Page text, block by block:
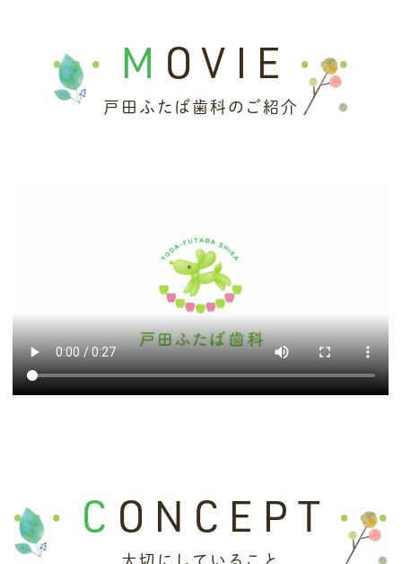
【重要】診療報酬改定に伴うお知らせ
平素より当院をご利用いただき、誠にありが
【2026年6月1日】
料・再診料および各種検査・処置の保険点数
が変更となります。
これに伴い、同じ治療内容であっても、改定前
と比べて患者様の窓口負担額が変わる場合が
ございます。何卒ご理解とご協力のほどお願
め、マイナ保険証の利用促進や医療安全対策
など、以下の取り組みを行っております。
MOVIE
戸田ふたば歯科のご紹介
CONCEPT
大切にしていること